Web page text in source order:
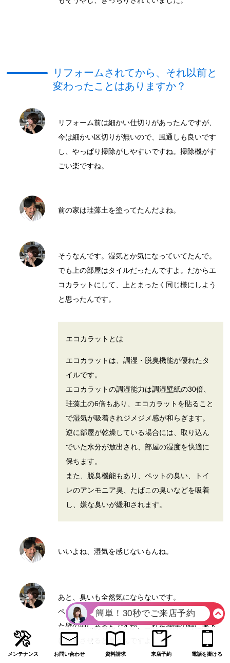
リフォームされてから、それ以前と
変わったことはありますか？
リフォーム前は細かい仕切りがあったんですが、
今は細かい区切りが無いので、風通しも良いです
し、やっぱり掃除がしやすいですね。掃除機がす
ごい楽ですね。
前の家は珪藻土を塗ってたんだよね。
そうなんです。湿気とか気になっていてたんで。
でも上の部屋はタイルだったんですよ。だからエ
コカラットにして、上とまったく同じ様にしよう
と思ったんです。
エコカラットとは
エコカラットは、調湿・脱臭機能が優れたタ
イルです。
エコカラットの調湿能力は調湿壁紙の30倍、
珪藻土の6倍もあり、エコカラットを貼ること
で湿気が吸着されジメジメ感が和らぎます。
逆に部屋が乾燥している場合には、取り込ん
でいた水分が放出され、部屋の湿度を快適に
保ちます。
また、脱臭機能もあり、ペットの臭い、トイ
レのアンモニア臭、たばこの臭いなどを吸着
し、嫌な臭いが緩和されます。
いいよね、湿気を感じないもんね。
あと、臭いも全然気にならないです。
ペットのトイレがこの部屋のエコカラットを貼っ
た壁の前にあるんですが、これを掃除の時に廊下
に移動させると臭うんですよ。
メンテナンス お問い合わせ 資料請求 来店予約 電話を掛ける